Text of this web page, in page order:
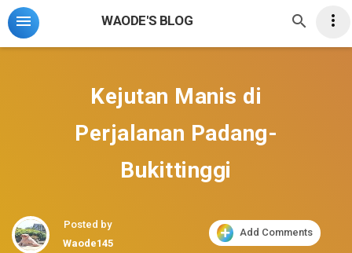
 
WAODE'S BLOG 
Kejutan Manis di
Perjalanan Padang-
Bukittinggi
Posted by
Waode145
Add Comments